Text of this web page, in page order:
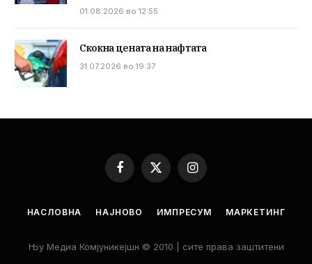
01.08.2026 во 12:55
Скокна цената на нафтата
31.07.2026 во 19:37
Facebook
X
(Twitter)
Instagram
НАСЛОВНА НАЈНОВО ИМПРЕСУМ МАРКЕТИНГ
Њу Медиа Комјуникејшн © 2010 | сите права заштитени